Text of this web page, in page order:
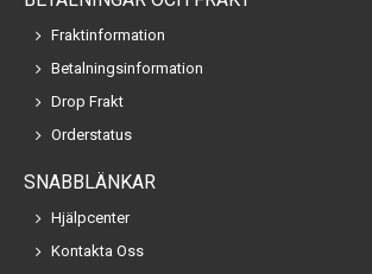
Fraktinformation
Betalningsinformation
Drop Frakt
Orderstatus
SNABBLÄNKAR
Hjälpcenter
Kontakta Oss